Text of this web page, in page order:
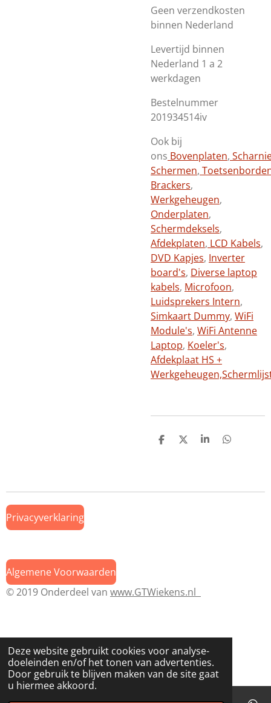
Deze website gebruikt cookies voor analyse-
doeleinden en/of het tonen van advertenties.
Door gebruik te blijven maken van de site gaat
u hiermee akkoord.
Geen verzendkosten
binnen Nederland
Levertijd binnen
Nederland 1 a 2
werkdagen
Bestelnummer
201934514iv
Ook bij
ons Bovenplaten,
Schermen,
Brackers,
Werkgeheugen,
Onderplaten,
Schermdeksels,
Afdekplaten, LCD Kabels,
DVD Kapjes, Inverter
board's, Diverse laptop
kabels, Microfoon,
Luidsprekers Intern,
Simkaart Dummy, WiFi
Module's, WiFi Antenne
Laptop, Koeler's,
Afdekplaat HS +
Werkgeheugen,
D
D
S
D
Privacyverklaring
Algemene Voorwaarden
© 2019 Onderdeel van www.GTWiekens.nl